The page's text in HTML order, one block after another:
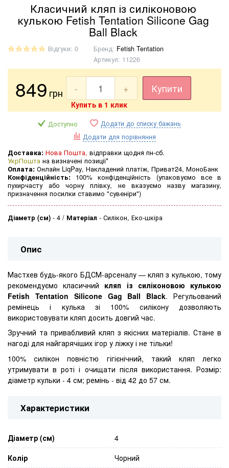
Класичний кляп із силіконовою
кулькою Fetish Tentation Silicone Gag
Ball Black
Відгуки: 0 Бренд: Fetish Tentation
Артикул: 11226
849 грн - + Купити
Купить в 1 клик
Доступно
Додати до списку бажань
Додати для порівняння
Доставка: Нова Пошта, відправки щодня пн-сб.
УкрПошта на визначені позиції*
Оплата: Онлайн LiqPay, Накладений платіж, Приват24, МоноБанк
Конфіденційність: 100% конфіденційність (упаковуємо все в
пухирчасту або чорну плівку, не вказуємо назву магазину,
призначення посилки ставимо "сувеніри")
Діаметр (см) - 4 Матеріал - Силікон, Еко-шкіра
Опис
Мастхев будь-якого БДСМ-арсеналу — кляп з кулькою, тому
рекомендуємо класичний кляп із силіконовою кулькою
Fetish Tentation Silicone Gag Ball Black. Регульований
ремінець і кулька зі 100% силікону дозволяють
використовувати кляп досить довгий час.
Зручний та привабливий кляп з якісних матеріалів. Стане в
нагоді для найгарячіших ігор у ліжку і не тільки!
100% силікон повністю гігієнічний, такий кляп легко
утримувати в роті і очищати після використання. Розмір:
діаметр кульки - 4 см; ремінь - від 42 до 57 см.
Характеристики
Діаметр (см)
4
Колір
Чорний